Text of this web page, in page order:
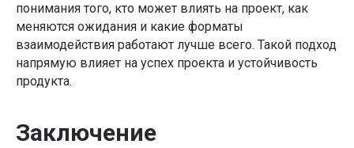
понимания того, кто может влиять на проект, как
меняются ожидания и какие форматы
взаимодействия работают лучше всего. Такой подход
напрямую влияет на успех проекта и устойчивость
продукта.
Заключение